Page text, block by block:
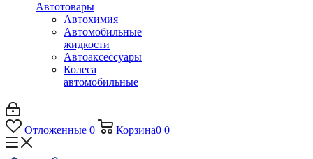
Автотовары
Автохимия
Автомобильные
жидкости
Автоаксессуары
Колеса
автомобильные
Отложенные 0 Корзина0 0